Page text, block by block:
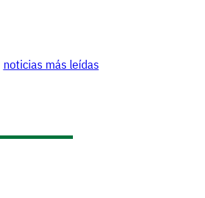
noticias más leídas